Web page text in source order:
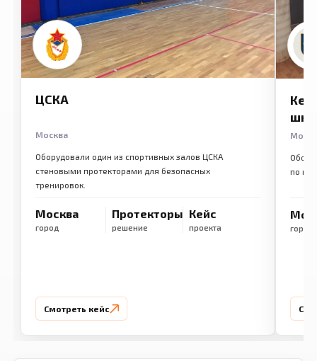
ЦСКА
Москва
Оборудовали один из спортивных залов ЦСКА
стеновыми протекторами для безопасных
тренировок.
Москва
город
Протекторы
решение
Кейс
проекта
Смотреть кейс
по
город